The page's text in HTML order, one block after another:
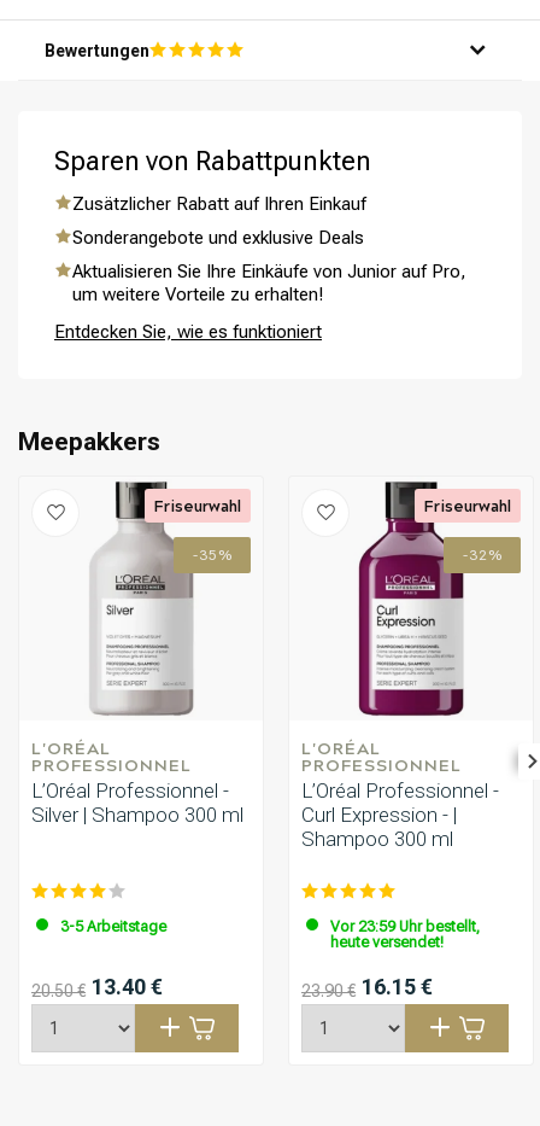
Umformung CombiDeals
Schritt 4: Spüle das Shampoo gründlich mit warmem
Wasser aus.
Bewertungen
Sparen von Rabattpunkten
Zusätzlicher Rabatt auf Ihren Einkauf
Sonderangebote und exklusive Deals
Aktualisieren Sie Ihre Einkäufe von Junior auf Pro,
um weitere Vorteile zu erhalten!
Entdecken Sie, wie es funktioniert
Meepakkers
-35%
L'ORÉAL
PROFESSIONNEL
L’Oréal Professionnel -
Silver | Shampoo 300 ml
3-5 Arbeitstage
20.50 € 13.40 €
Friseurwahl
-32%
L'ORÉAL
PROFESSIONNEL
L’Oréal Professionnel -
Curl Expression - |
Shampoo 300 ml
Vor 23:59 Uhr bestellt,
heute versendet!
23.90 € 16.15 €
Friseurwahl